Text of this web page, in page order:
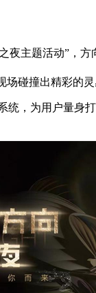
夜主题活动”，
场碰撞出精彩的
统，为用户量身